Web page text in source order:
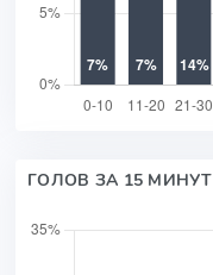
ГОЛОВ ЗА 15 МИНУТ